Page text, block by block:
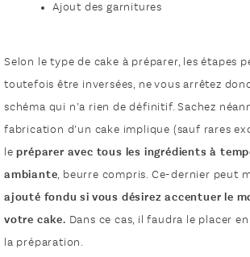
Ajout des garnitures
Selon le type de cake à préparer, les étapes
toutefois être inversées, ne vous arrêtez
schéma qui n’a rien de définitif. Sachez
fabrication d’un cake implique (sauf rares
lepréparer avec tous les ingrédients à
ambiante, beurre compris. Ce-dernier peut
ajouté fondu si vous désirez accentuer le
votre cake. Dans ce cas, il faudra le placer
la préparation.